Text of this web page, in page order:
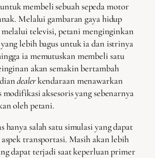
membeli sebuah sepeda motor
Melalui gambaran gaya hidup
televisi, petani menginginkan
lebih bagus untuk ia dan istrinya
ia memutuskan membeli satu
akan semakin bertambah
dealerkendaraan menawarkan
modifikasi aksesoris yang sebenarnya
oleh petani.
hanya salah satu simulasi yang dapat
transportasi. Masih akan lebih
dapat terjadi saat keperluan primer